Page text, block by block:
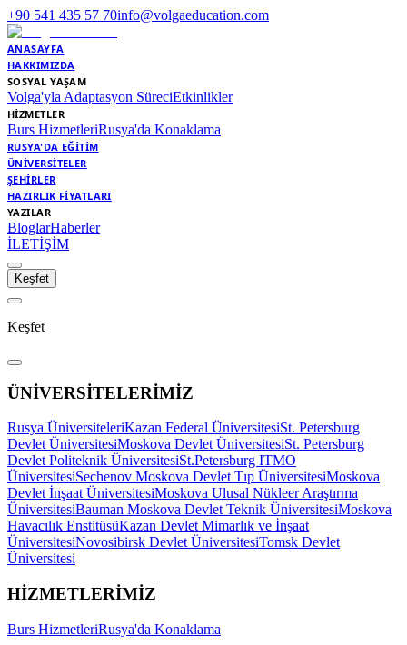
+90 541 435 57 70info@volgaeducation.com
ANASAYFA
HAKKIMIZDA
SOSYAL YAŞAM
Volga'yla Adaptasyon SüreciEtkinlikler
HİZMETLER
Burs HizmetleriRusya'da Konaklama
RUSYA'DA EĞİTİM
ÜNİVERSİTELER
ŞEHİRLER
HAZIRLIK FİYATLARI
YAZILAR
BloglarHaberler
İLETİŞİM
Keşfet
Keşfet
ÜNİVERSİTELERİMİZ
Rusya ÜniversiteleriKazan Federal ÜniversitesiSt. Petersburg
Devlet ÜniversitesiMoskova Devlet ÜniversitesiSt. Petersburg
Devlet Politeknik ÜniversitesiSt.Petersburg ITMO
ÜniversitesiSechenov Moskova Devlet Tıp ÜniversitesiMoskova
Devlet İnşaat ÜniversitesiMoskova Ulusal Nükleer Araştırma
ÜniversitesiBauman Moskova Devlet Teknik ÜniversitesiMoskova
Havacılık EnstitüsüKazan Devlet Mimarlık ve İnşaat
ÜniversitesiNovosibirsk Devlet ÜniversitesiTomsk Devlet
Üniversitesi
HİZMETLERİMİZ
Burs HizmetleriRusya'da Konaklama